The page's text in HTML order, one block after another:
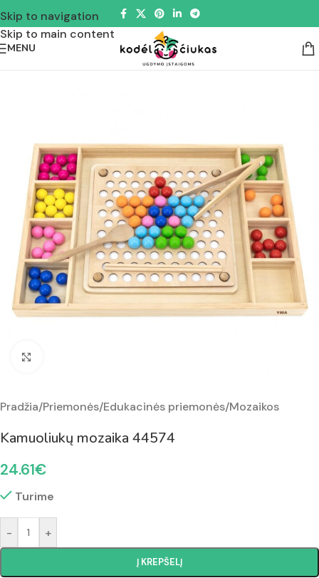
Skip to navigation
Skip to main content
MENU
Pradžia/Priemonės/Edukacinės priemonės/Mozaikos
Kamuoliukų mozaika 44574
24.61€
Turime
- +
Į KREPŠELĮ